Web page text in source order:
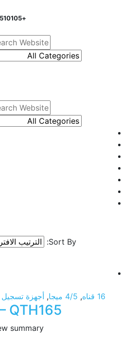
+201221510105 l +201117113111
Sort By:
16 قناه , 4/5 ميجا , أجهزة تسجيل DVR
QTH165
summary.